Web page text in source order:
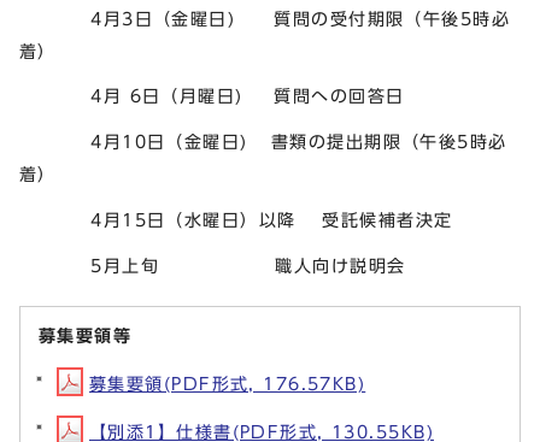
4月3日（金曜日) 質問の受付期限（午後5時必
着）
4月 6日（月曜日) 質問への回答日
4月10日（金曜日) 書類の提出期限（午後5時必
着）
4月15日（水曜日）以降 受託候補者決定
5月上旬 職人向け説明会
募集要領等
募集要領(PDF形式, 176.57KB)
【別添1】仕様書(PDF形式, 130.55KB)